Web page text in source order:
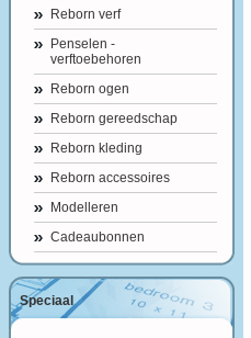
Reborn verf
Penselen -
verftoebehoren
Reborn ogen
Reborn gereedschap
Reborn kleding
Reborn accessoires
Modelleren
Cadeaubonnen
Speciaal